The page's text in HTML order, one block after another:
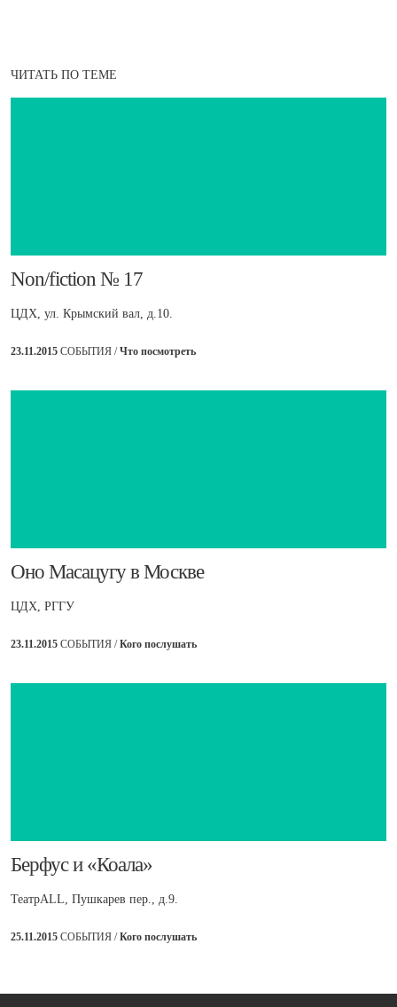
ЧИТАТЬ ПО ТЕМЕ
​Non/fiction № 17
ЦДХ, ул. Крымский вал, д.10.
23.11.2015 СОБЫТИЯ /Что посмотреть
​Оно Масацугу в Москве
ЦДХ, РГГУ
23.11.2015 СОБЫТИЯ /Кого послушать
Берфус и «Коала»
ТеатрALL, Пушкарев пер., д.9.
25.11.2015 СОБЫТИЯ /Кого послушать